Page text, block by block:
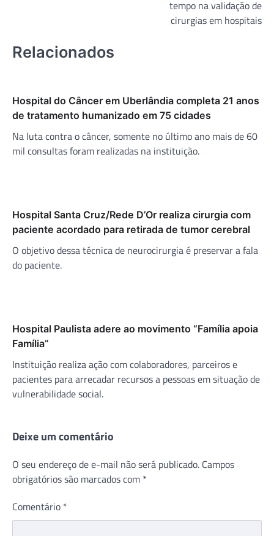
tempo na validação de
cirurgias em hospitais
Relacionados
Hospital do Câncer em Uberlândia completa 21 anos
de tratamento humanizado em 75 cidades
Na luta contra o câncer, somente no último ano mais de 60
mil consultas foram realizadas na instituição.
Hospital Santa Cruz/Rede D’Or realiza cirurgia com
paciente acordado para retirada de tumor cerebral
O objetivo dessa técnica de neurocirurgia é preservar a fala
do paciente.
Hospital Paulista adere ao movimento “Família apoia
Família”
Instituição realiza ação com colaboradores, parceiros e
pacientes para arrecadar recursos a pessoas em situação de
vulnerabilidade social.
Deixe um comentário
O seu endereço de e-mail não será publicado. Campos
obrigatórios são marcados com *
Comentário *